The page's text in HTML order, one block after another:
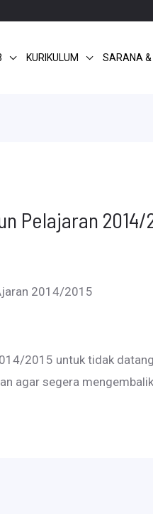
KURIKULUM SARANA
Pelajaran 2014/
2014/2015
2015 untuk tidak
agar segera